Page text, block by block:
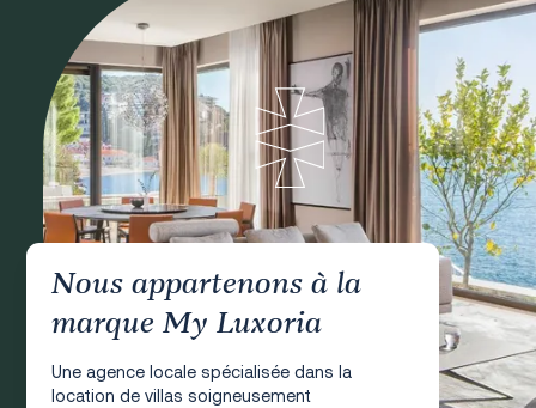
Nous appartenons à la
marque My Luxoria
Une agence locale spécialisée dans la
location de villas soigneusement